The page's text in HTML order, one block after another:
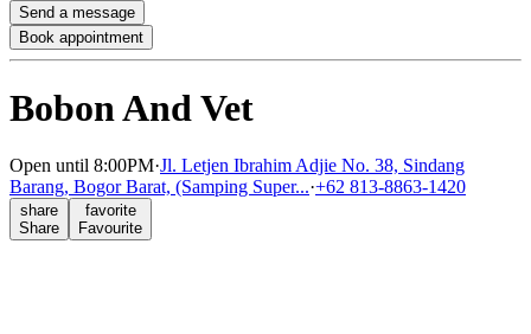
Send a message
Book appointment
Bobon And Vet
Open until 8:00PM·Jl. Letjen Ibrahim Adjie No. 38, Sindang
Barang, Bogor Barat, (Samping Super...·+62 813-8863-1420
share
Share
favorite
Favourite